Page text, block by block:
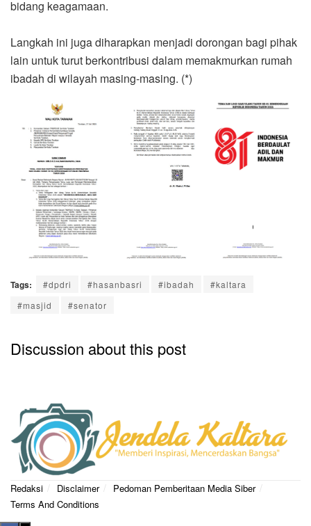
bidang keagamaan.
Langkah ini juga diharapkan menjadi dorongan bagi pihak
lain untuk turut berkontribusi dalam memakmurkan rumah
ibadah di wilayah masing-masing. (*)
Tags: #dpdri #hasanbasri #ibadah
#kaltara
#masjid
#senator
Discussion about this post
Redaksi Disclaimer
Pedoman Pemberitaan Media Siber
Terms And Conditions